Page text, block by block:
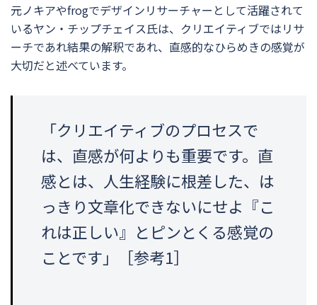
元ノキアやfrogでデザインリサーチャーとして活躍されて
いるヤン・チップチェイス氏は、クリエイティブではリサ
ーチであれ結果の解釈であれ、直感的なひらめきの感覚が
大切だと述べています。
「クリエイティブのプロセスで
は、直感が何よりも重要です。直
感とは、人生経験に根差した、は
っきり文章化できないにせよ『こ
れは正しい』とピンとくる感覚の
ことです」［参考1］